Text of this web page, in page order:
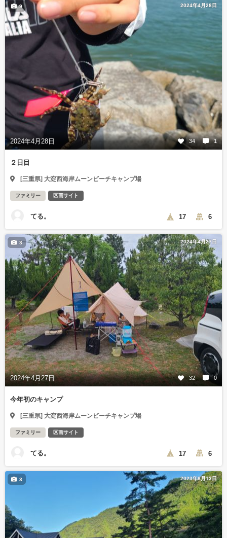
2024年4月28日
2024年4月28日 34 1
9
２日目
[三重県] 大淀西海岸ムーンビーチキャンプ場
ファミリー 区画サイト
てる。 17 6
2024年4月27日
2024年4月27日 32 0
3
今年初のキャンプ
[三重県] 大淀西海岸ムーンビーチキャンプ場
ファミリー 区画サイト
てる。 17 6
2023年8月13日
3